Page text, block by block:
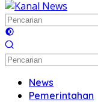
News
Pemerintahan